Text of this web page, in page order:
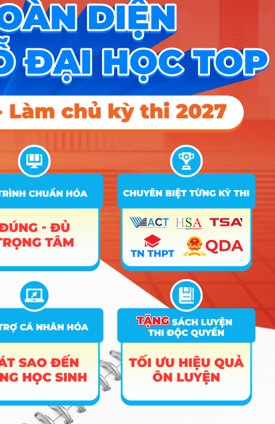
11 Ngôn ngữ Thái Lan
D01; D09; D10;
D14; D15
12 Quan hệ quốc tế
D01; D09; D10;
D14; D15
26.56
13 Quốc tế học
D01; D09; D10;
D14; D15
24.6 25.93 25.7
Đông phương học
D01; D06; D09;
25.63
Nhật Bản học
D01; D06; D09;
D10; D14; D15
24.28
16 Hàn Quốc học
D01; D09; D10;
25
Hướng nghiệp
HOCMAI
ĐĂNG KÝ NGAY
Công cụ
Trắc nghiệm MBTI
Tra cứu đề án tuyển sinh
Tư vấn hướng nghiệp